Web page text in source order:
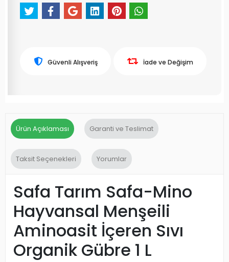
Güvenli Alışveriş İade ve Değişim
Ürün Açıklaması Garanti ve Teslimat
Taksit Seçenekleri Yorumlar
Safa Tarım Safa-Mino
Hayvansal Menşeili
Aminoasit İçeren Sıvı
Organik Gübre 1 L